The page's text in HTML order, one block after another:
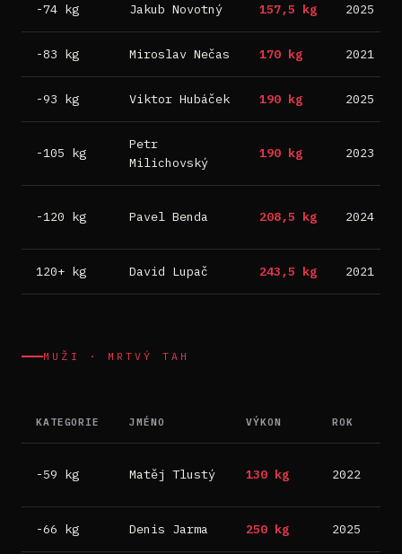
-74 kg Jakub Novotný 157,5 kg 2025
-83 kg Miroslav Nečas 170 kg 2021
-93 kg Viktor Hubáček 190 kg 2025
-105 kg
Petr
Milichovský
190 kg 2023
-120 kg Pavel Benda 208,5 kg 2024
120+ kg David Lupač 243,5 kg 2021
MUŽI · MRTVÝ TAH
KATEGORIE JMÉNO VÝKON ROK
-59 kg Matěj Tlustý 130 kg 2022
-66 kg Denis Jarma 250 kg 2025